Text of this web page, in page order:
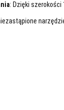
: Dzięki szerokości